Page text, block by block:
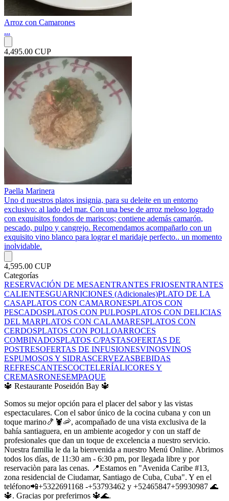
Arroz con Camarones
...
4,495.00 CUP
Paella Marinera
Uno d nuestros platos insignia, para su deleite en un entorno
exclusivo: al lado del mar. Con una bese de arroz meloso logrado
con exquisitos fondos de mariscos; contiene además camarón,
pescado, pulpo y cangrejo. Recomendamos acompañarlo con un
exquisito vino blanco para lograr el maridaje perfecto.. un momento
inolvidable.
4,595.00 CUP
Categorías
RESERVACIÓN DE MESAENTRANTES FRIOSENTRANTES
CALIENTESGUARNICIONES (Adicionales)PLATO DE LA
CASAPLATOS CON CAMARONESPLATOS CON
PESCADOSPLATOS CON PULPOSPLATOS CON DELICIAS
DEL MARPLATOS CON CALAMARESPLATOS CON
CERDOSPLATOS CON POLLOARROCES
COMBINADOSPLATOS C/PASTASOFERTAS DE
POSTRESOFERTAS DE INFUSIONESVINOSVINOS
ESPUMOSOS Y SIDRASCERVEZASBEBIDAS
REFRESCANTESCOCTELERÍALICORES Y
CREMASRONESEMPAQUE
🔱 Restaurante Poseidón Bay 🔱
Somos su mejor opción para el placer del sabor y las vistas
espectaculares. Con el sabor único de la cocina cubana y con un
toque marino🍤🦞🦐, acompañado de una vista exclusiva de la
bahía santiaguera, en un ambiente acogedor y con un staff de
profesionales que dan un toque de excelencia a nuestro servicio.
Nuestra familia le da la bienvenida a nuestro Menú Online. Abrimos
todos los días, de 11:30 am - 6:30 pm, por llegada libre y por
reservaciòn para las cenas. 📍Estamos en "Avenida Caribe #13,
zona residencial de Ciudamar, Santiago de Cuba, Cuba". Y en el
teléfono📲+5322691168 -+53793462 y +52465847+59930987 🌊
🔱. Gracias por preferirnos 🔱🌊.